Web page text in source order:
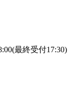
最終受付17:30)